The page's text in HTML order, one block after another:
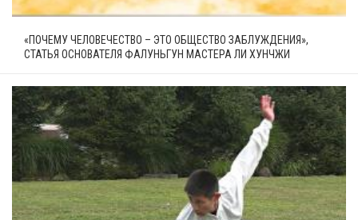
«ПОЧЕМУ ЧЕЛОВЕЧЕСТВО – ЭТО ОБЩЕСТВО ЗАБЛУЖДЕНИЯ»,
СТАТЬЯ ОСНОВАТЕЛЯ ФАЛУНЬГУН МАСТЕРА ЛИ ХУНЧЖИ